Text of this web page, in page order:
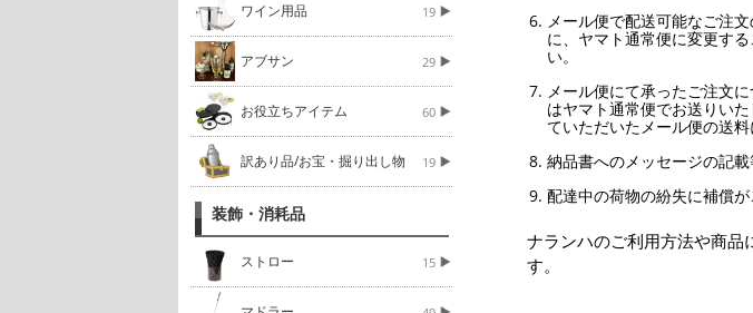
ワイン用品 19
アブサン 29
お役立ちアイテム 60
訳あり品/お宝・掘り出し物 19
装飾・消耗品
ストロー 15
メール便で配送可能なご注
に、ヤマト通常便に変更す
い。
メール便にて承ったご注文
はヤマト通常便でお送りい
ていただいたメール便の送料
納品書へのメッセージの記
配達中の荷物の紛失に補償が
ナランハのご利用方法や商品
す。